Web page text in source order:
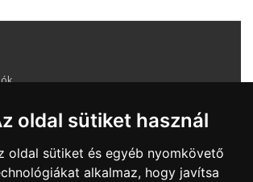
oldal sütiket használ
oldal sütiket és egyéb nyomkövető
alkalmaz, hogy javítsa